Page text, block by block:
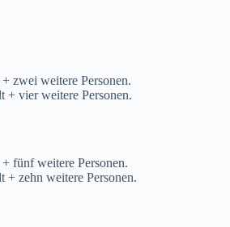
zwei weitere Personen.
+ vier weitere Personen.
fünf weitere Personen.
+ zehn weitere Personen.